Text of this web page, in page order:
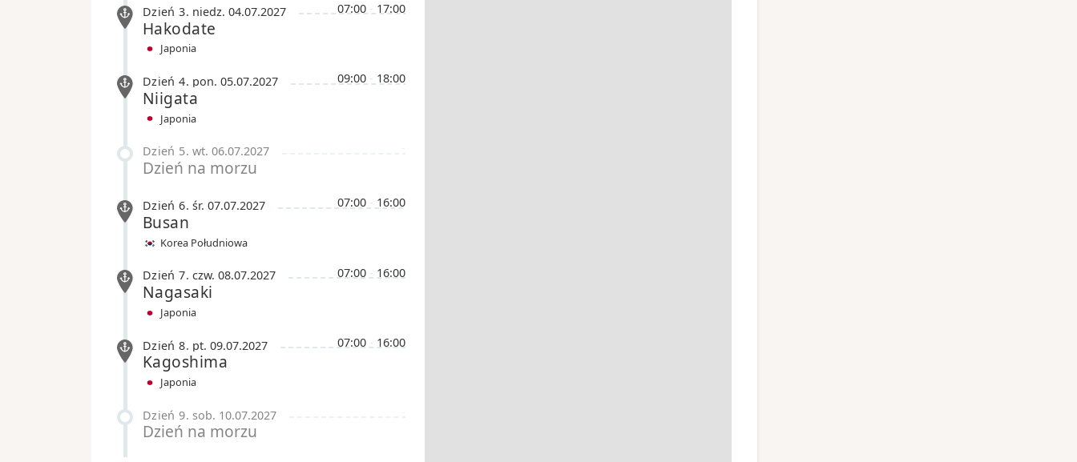
07:00 - 17:00
Dzień 3. niedz. 04.07.2027
Hakodate
Japonia
09:00 - 18:00
Dzień 4. pon. 05.07.2027
Niigata
Japonia
Dzień 5. wt. 06.07.2027
Dzień na morzu
07:00 - 16:00
Dzień 6. śr. 07.07.2027
Busan
Korea Południowa
07:00 - 16:00
Dzień 7. czw. 08.07.2027
Nagasaki
Japonia
07:00 - 16:00
Dzień 8. pt. 09.07.2027
Kagoshima
Japonia
Dzień 9. sob. 10.07.2027
Dzień na morzu